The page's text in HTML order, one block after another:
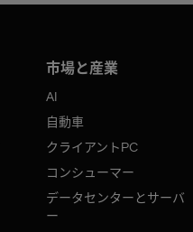
市場と産業
AI
自動車
クライアントPC
コンシューマー
データセンターとサーバ
ー